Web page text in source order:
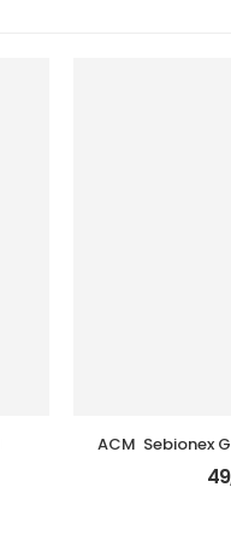
ACM  Sebionex